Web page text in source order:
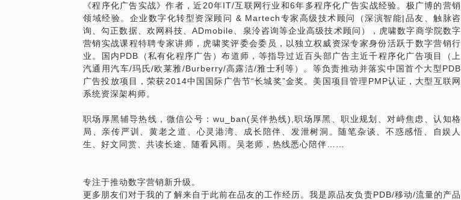
黑、职业规划、对峙焦虑、认知格局、亲传严训、黄老之道、心灵港湾、成长陪伴、发
泄树洞。随笔杂谈、不惑感悟、自娱人生、好文同赏、共读长途、随看风雨。吴老师，
热线悉心陪伴……
近20年的工作经历，数字营销行业的专家，帮助您在职场上如鱼得水，职业上少走弯
路。
职场中是否有无力感、看不清前路、为多个机会而纠结？一聊全轻松
《程序化广告实战》作者，近20年IT/互联网行业和6年多程序化广告实战经验。极广博的营销
领域经验。企业数字化转型资深顾问 & Martech专家高级技术顾问（深演智能|品友、触脉咨
询、勾正数据、欢网科技、ADmobile、泉泠咨询等企业高级技术顾问），虎啸数字商学院数字
营销实战课程特聘专家讲师，虎啸奖评委会委员，以独立权威资深专家身份活跃于数字营销行
业。国内PDB（私有化程序广告）布道师，等指导过近百头部广告主近千程序化广告项目（上
汽通用汽车/玛氏/欧莱雅/Burberry/高露洁/雅士利等）。等负责推动并落实中国首个大型PDB
广告投放项目，荣获2014中国国际广告节“长城奖”金奖。美国项目管理PMP认证，大型互联网
系统资深架构师。
职场厚黑辅导热线，微信公号：wu_ban(吴伴热线),职场厚黑、职业规划、对峙焦虑、认知格
局、亲传严训、黄老之道、心灵港湾、成长陪伴、发泄树洞。随笔杂谈、不惑感悟、自娱人
生、好文同赏、共读长途、随看风雨。吴老师，热线悉心陪伴……
专注于推动数字营销新升级。
更多朋友们对于我的了解来自于此前在品友的工作经历。我是原品友负责PDB/移动/流量的产品